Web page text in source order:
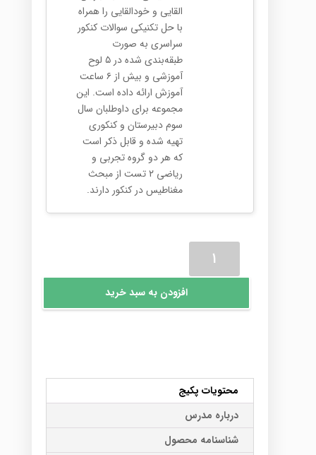
القایی و خودالقایی را همراه
با حل تکنیکی سوالات کنکور
سراسری به صورت
طبقه‌بندی شده در ۵ لوح
آموزشی و بیش از ۶ ساعت
آموزش ارائه داده است. این
مجموعه برای داوطلبان سال
سوم دبیرستان و کنکوری
تهیه شده و قابل ذکر است
که هر دو گروه تجربی و
ریاضی ۲ تست از مبحث
مغناطیس در کنکور دارند.
سوم
تهرانچی
افزودن به سبد خرید
محتویات پکیج
درباره مدرس
شناسنامه محصول